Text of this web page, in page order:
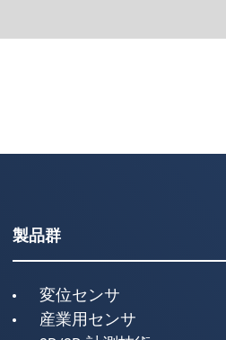
製品群
変位センサ
産業用センサ